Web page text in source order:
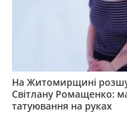
На Житомирщині
Світлану Ромащенко:
татуювання на руках